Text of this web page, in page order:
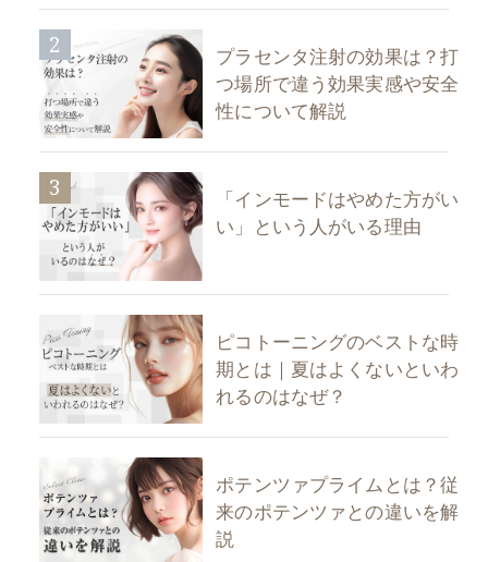
2
プラセンタ注射の効果は？打
つ場所で違う効果実感や安全
性について解説
3
「インモードはやめた方がい
い」という人がいる理由
ピコトーニングのベストな時
期とは｜夏はよくないといわ
れるのはなぜ？
ポテンツァプライムとは？従
来のポテンツァとの違いを解
説